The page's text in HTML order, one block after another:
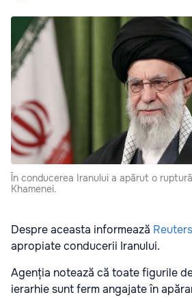
În conducerea Iranului a apărut o
Khamenei.
Despre aceasta informează Reuters
apropiate conducerii Iranului.
Agenția notează că toate figurile
ierarhie sunt ferm angajate în